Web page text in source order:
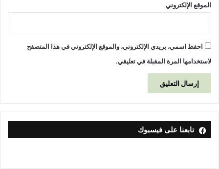
الموقع الإلكتروني
احفظ اسمي، بريدي الإلكتروني، والموقع الإلكتروني في هذا المتصفح
لاستخدامها المرة المقبلة في تعليقي.
تابعنا على فيسبوك